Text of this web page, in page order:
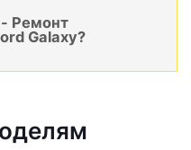
Ремонт
Galaxy?